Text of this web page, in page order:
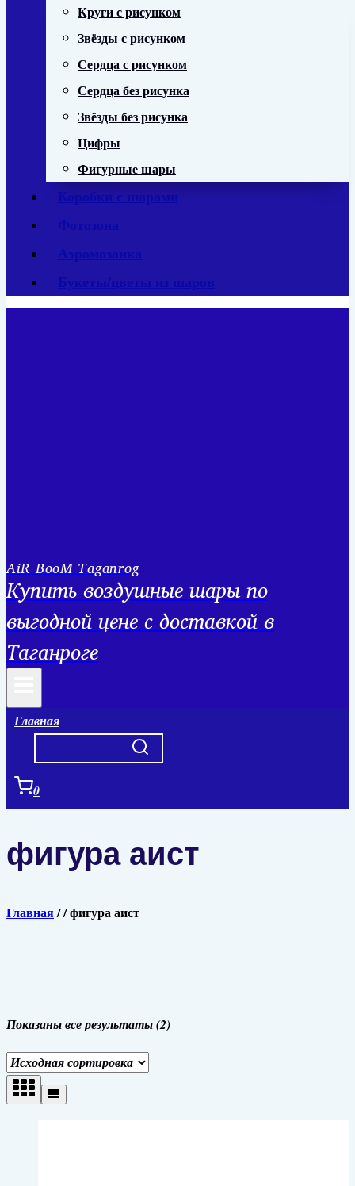
Круги с рисунком
Звёзды с рисунком
Сердца с рисунком
Сердца без рисунка
Звёзды без рисунка
Цифры
Фигурные шары
Коробки с шарами
Фотозона
Аэромозаика
Букеты/цветы из шаров
AiR BooM Taganrog
Купить воздушные шары по
выгодной цене с доставкой в
Таганроге
Главная
0
фигура аист
Главная//фигура аист
Показаны все результаты (2)